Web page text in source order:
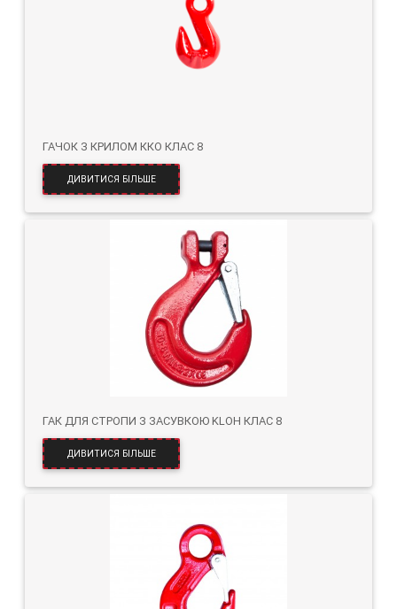
ГАЧОК З КРИЛОМ ККО КЛАС 8
ДИВИТИСЯ БІЛЬШЕ
ГАК ДЛЯ СТРОПИ З ЗАСУВКОЮ KLOH КЛАС 8
ДИВИТИСЯ БІЛЬШЕ